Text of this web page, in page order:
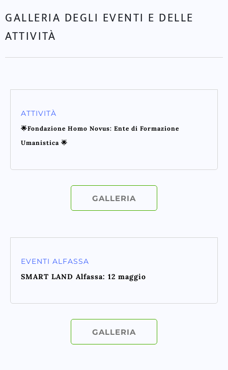
GALLERIA DEGLI EVENTI E DELLE
ATTIVITÀ
ATTIVITÀ
🌟Fondazione Homo Novus: Ente di Formazione
Umanistica 🌟
GALLERIA
EVENTI ALFASSA
SMART LAND Alfassa: 12 maggio
GALLERIA